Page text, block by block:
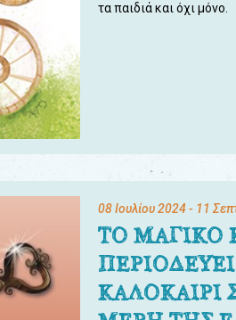
τα παιδιά και όχι μόνο.
08 Ιουλίου 2024- 11
ΤΟ ΜΑΓΙΚΟ
ΚΑΛΟΚΑΙΡΙ